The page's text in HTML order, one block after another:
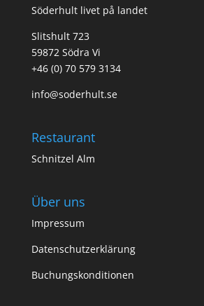
Söderhult livet på landet
Slitshult 723
59872 Södra Vi
+46 (0) 70 579 3134
info@soderhult.se
Restaurant
Schnitzel Alm
Über uns
Impressum
Datenschutzerklärung
Buchungskonditionen